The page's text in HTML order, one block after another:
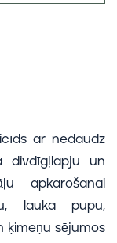
ar nedaudz
divdīgļlapju un
apkarošanai
lauka pupu,
ķimeņu sējumos